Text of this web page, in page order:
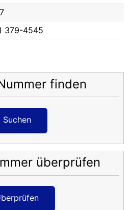
379-4545
finden
Suchen
überprüfen